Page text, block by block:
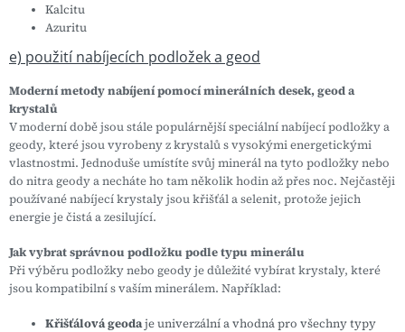
Kalcitu
Azuritu
e) použití nabíjecích podložek a geod
Moderní metody nabíjení pomocí minerálních desek, geod a
krystalů
V moderní době jsou stále populárnější speciální nabíjecí podložky a
geody, které jsou vyrobeny z krystalů s vysokými energetickými
vlastnostmi. Jednoduše umístíte svůj minerál na tyto podložky nebo
do nitra geody a necháte ho tam několik hodin až přes noc. Nejčastěji
používané nabíjecí krystaly jsou křišťál a selenit, protože jejich
energie je čistá a zesilující.
Jak vybrat správnou podložku podle typu minerálu
Při výběru podložky nebo geody je důležité vybírat krystaly, které
jsou kompatibilní s vaším minerálem. Například:
Křišťálová geodaje univerzální a vhodná pro všechny typy